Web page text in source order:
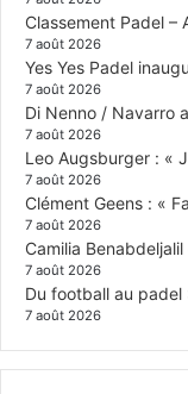
Classement Padel –
7 août 2026
Yes Yes Padel
7 août 2026
Di Nenno / Navarro
7 août 2026
Leo Augsburger : «
7 août 2026
Clément Geens : «
7 août 2026
Camilia
7 août 2026
Du football au
7 août 2026